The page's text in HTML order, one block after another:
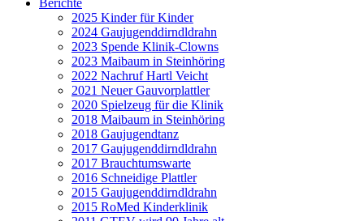
Berichte
2025 Kinder für Kinder
2024 Gaujugenddirndldrahn
2023 Spende Klinik-Clowns
2023 Maibaum in Steinhöring
2022 Nachruf Hartl Veicht
2021 Neuer Gauvorplattler
2020 Spielzeug für die Klinik
2018 Maibaum in Steinhöring
2018 Gaujugendtanz
2017 Gaujugenddirndldrahn
2017 Brauchtumswarte
2016 Schneidige Plattler
2015 Gaujugenddirndldrahn
2015 RoMed Kinderklinik